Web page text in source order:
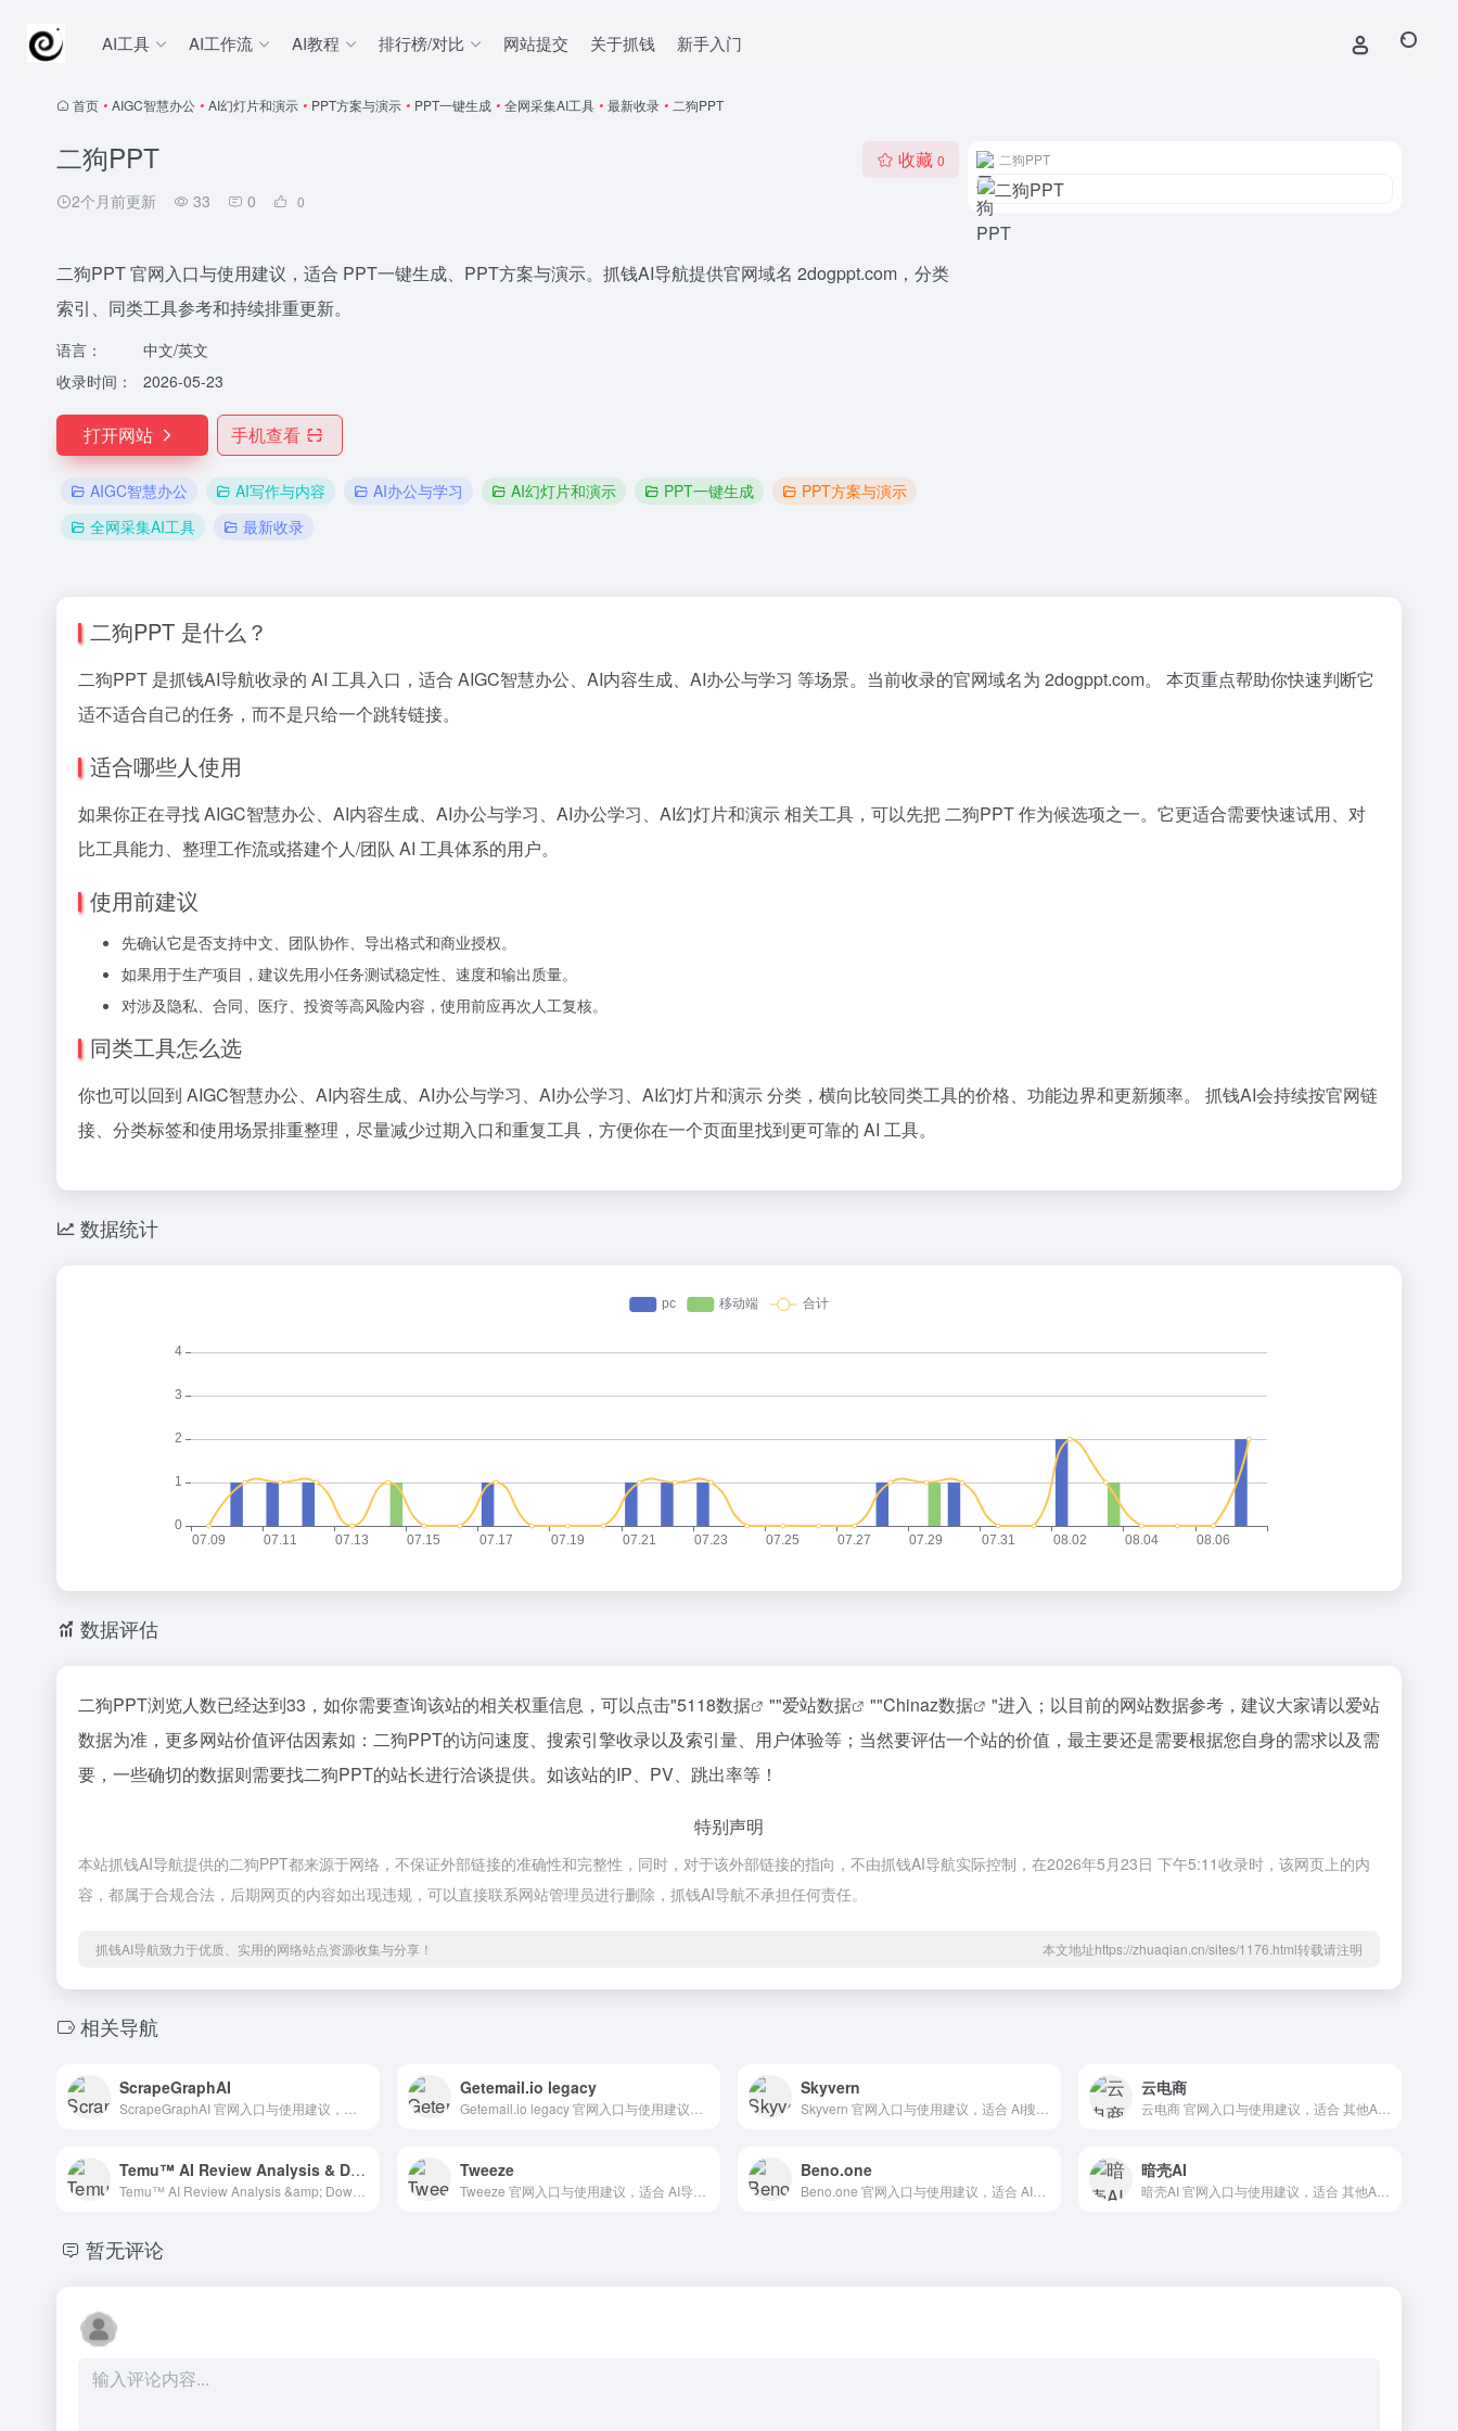
AI工具 AI工作流 AI教程 排行榜/对比 网站提交 关于抓钱 新手入门
首页 • AIGC智慧办公 • AI幻灯片和演示 • PPT方案与演示 • PPT一键生成 • 全网采集AI工具 • 最新收录 • 二狗PPT
二狗PPT
2个月前更新 33 0 0
收藏 0
二狗PPT 官网入口与使用建议，适合 PPT一键生成、PPT方案与演示。抓钱AI导航提供官网域名 2dogppt.com，分类
索引、同类工具参考和持续排重更新。
语言：
中文/英文
收录时间：
2026-05-23
打开网站 手机查看
AIGC智慧办公 AI写作与内容 AI办公与学习 AI幻灯片和演示 PPT一键生成
PPT方案与演示
全网采集AI工具
最新收录
二狗PPT
二狗PPT 是什么？
二狗PPT 是抓钱AI导航收录的 AI 工具入口，适合 AIGC智慧办公、AI内容生成、AI办公与学习 等场景。当前收录的官网域名为 2dogppt.com。 本页重点帮助你快速判断它
适不适合自己的任务，而不是只给一个跳转链接。
适合哪些人使用
如果你正在寻找 AIGC智慧办公、AI内容生成、AI办公与学习、AI办公学习、AI幻灯片和演示 相关工具，可以先把 二狗PPT 作为候选项之一。它更适合需要快速试用、对
比工具能力、整理工作流或搭建个人/团队 AI 工具体系的用户。
使用前建议
先确认它是否支持中文、团队协作、导出格式和商业授权。
如果用于生产项目，建议先用小任务测试稳定性、速度和输出质量。
对涉及隐私、合同、医疗、投资等高风险内容，使用前应再次人工复核。
同类工具怎么选
你也可以回到 AIGC智慧办公、AI内容生成、AI办公与学习、AI办公学习、AI幻灯片和演示 分类，横向比较同类工具的价格、功能边界和更新频率。 抓钱AI会持续按官网链
接、分类标签和使用场景排重整理，尽量减少过期入口和重复工具，方便你在一个页面里找到更可靠的 AI 工具。
数据统计
数据评估
二狗PPT浏览人数已经达到33，如你需要查询该站的相关权重信息，可以点击"5118数据 ""爱站数据 ""Chinaz数据
"进入；以目前的网站数据参考，建议大家请以爱站
数据为准，更多网站价值评估因素如：二狗PPT的访问速度、搜索引擎收录以及索引量、用户体验等；当然要评估一个站的价值，最主要还是需要根据您自身的需求以及需
要，一些确切的数据则需要找二狗PPT的站长进行洽谈提供。如该站的IP、PV、跳出率等！
特别声明
本站抓钱AI导航提供的二狗PPT都来源于网络，不保证外部链接的准确性和完整性，同时，对于该外部链接的指向，不由抓钱AI导航实际控制，在2026年5月23日 下午5:11收录时，该网页上的内
容，都属于合规合法，后期网页的内容如出现违规，可以直接联系网站管理员进行删除，抓钱AI导航不承担任何责任。
抓钱AI导航致力于优质、实用的网络站点资源收集与分享！ 本文地址https://zhuaqian.cn/sites/1176.html转载请注明
相关导航
ScrapeGraphAI Getemail.io legacy Skyvern 云电商
Temu™ AI Review Analysis & Download Tweeze Beno.one 暗壳AI
暂无评论